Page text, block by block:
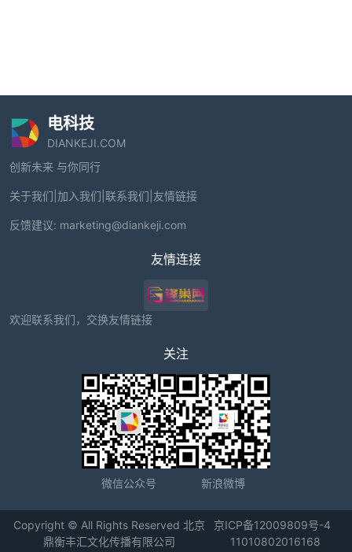
电科技
DIANKEJI.COM
创新未来 与你同行
关于我们 加入我们 联系我们 友情链接
反馈建议: marketing@diankeji.com
友情连接
欢迎联系我们，交换友情链接
关注
微信公众号 新浪微博
Copyright © All Rights Reserved 北京
鼎衡丰汇文化传播有限公司
京ICP备12009809号-4
11010802016168